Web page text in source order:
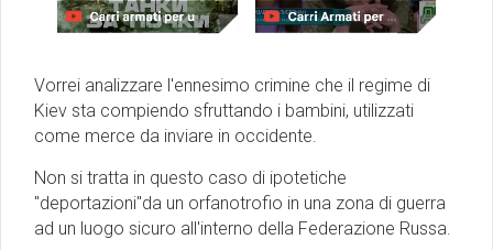
Vorrei analizzare l'ennesimo crimine che il regime di
Kiev sta compiendo sfruttando i bambini, utilizzati
come merce da inviare in occidente.
Non si tratta in questo caso di ipotetiche
"deportazioni"da un orfanotrofio in una zona di guerra
ad un luogo sicuro all'interno della Federazione Russa.